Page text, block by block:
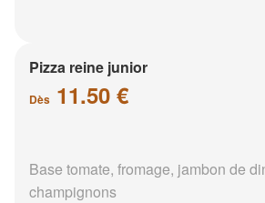
Pizza reine junior
Dès 11.50 €
Base tomate, fromage, jambon de
champignons